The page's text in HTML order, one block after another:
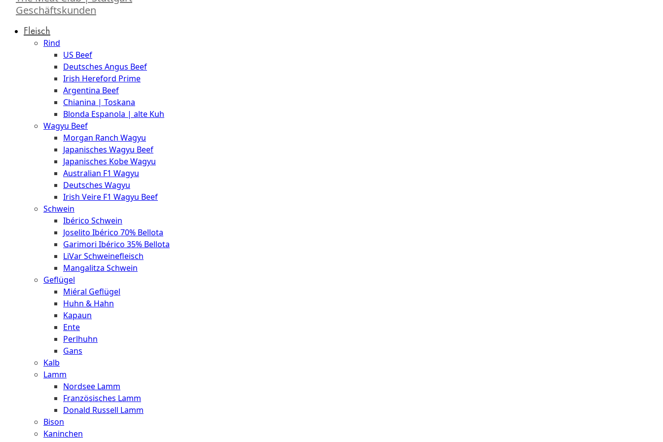
Geschäftskunden
Fleisch
Rind
US Beef
Deutsches Angus Beef
Irish Hereford Prime
Argentina Beef
Chianina | Toskana
Blonda Espanola | alte Kuh
Wagyu Beef
Morgan Ranch Wagyu
Japanisches Wagyu Beef
Japanisches Kobe Wagyu
Australian F1 Wagyu
Deutsches Wagyu
Irish Veire F1 Wagyu Beef
Schwein
Ibérico Schwein
Joselito Ibérico 70% Bellota
Garimori Ibérico 35% Bellota
LiVar Schweinefleisch
Mangalitza Schwein
Geflügel
Miéral Geflügel
Huhn & Hahn
Kapaun
Ente
Perlhuhn
Gans
Kalb
Lamm
Nordsee Lamm
Französisches Lamm
Donald Russell Lamm
Bison
Kaninchen